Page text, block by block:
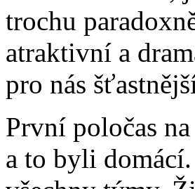
trochu
atraktivní a
pro nás
První poločas
a to byli